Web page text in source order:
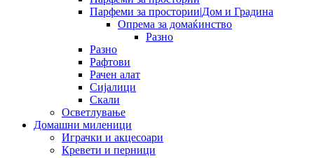
Парфеми за простории|Дом и Градина
Опрема за домаќинство
Разно
Разно
Рафтови
Рачен алат
Сијалици
Скали
Осветлување
Домашни миленици
Играчки и акцесоари
Кревети и перници